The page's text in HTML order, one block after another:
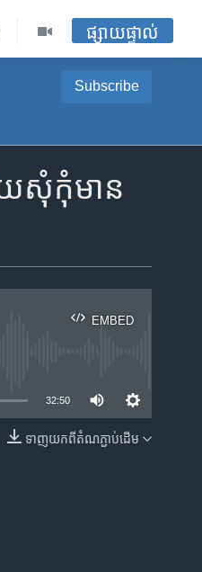
ផ្សាយផ្ទាល់
Subscribe
យ​​សុំ​កុំមាន​​​
EMBED
EMBED
32:50
ទាញ​យក​ពី​តំណភ្ជាប់​ដើម